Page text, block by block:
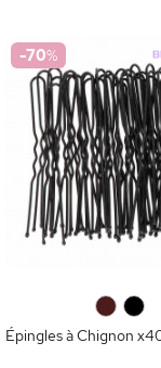
-70%
Épingles à Chignon